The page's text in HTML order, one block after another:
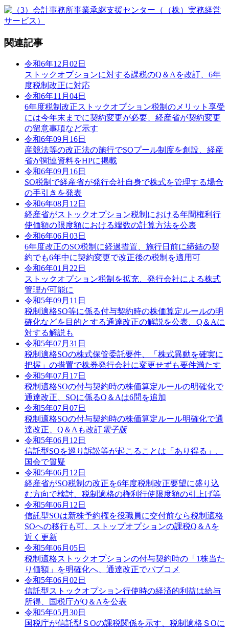
関連記事
令和6年12月02日
ストックオプションに対する課税のQ＆Aを改訂、6年
度税制改正に対応
令和6年11月04日
6年度税制改正ストックオプション税制のメリット享受
には今年末までに契約変更が必要、経産省が契約変更
の留意事項など示す
令和6年09月16日
産競法等の改正法の施行でSOプール制度を創設、経産
省が関連資料をHPに掲載
令和6年09月16日
SO税制で経産省が発行会社自身で株式を管理する場合
の手引きを発表
令和6年08月12日
経産省がストックオプション税制における年間権利行
使価額の限度額における端数の計算方法を公表
令和6年06月03日
6年度改正のSO税制に経過措置、施行日前に締結の契
約でも6年中に契約変更で改正後の税制を適用可
令和6年01月22日
ストックオプション税制を拡充、発行会社による株式
管理が可能に
令和5年09月11日
税制適格SO等に係る付与契約時の株価算定ルールの明
確化などを目的とする通達改正の解説を公表、Q＆Aに
対する解説も
令和5年07月31日
税制適格SOの株式保管委託要件、「株式異動を確実に
把握」の措置で株券発行会社に変更せずも要件満たす
令和5年07月17日
税制適格SOの付与契約時の株価算定ルールの明確化で
通達改正、SOに係るQ＆Aは6問を追加
令和5年07月07日
税制適格SOの付与契約時の株価算定ルール明確化で通
達改正、Q＆Aも改訂電子版
令和5年06月12日
信託型SOを巡り訴訟等が起こることは「あり得る」、
国会で質疑
令和5年06月12日
経産省がSO税制の改正を6年度税制改正要望に盛り込
む方向で検討、税制適格の権利行使限度額の引上げ等
令和5年06月12日
信託型SOは新株予約権を役職員に交付前なら税制適格
SOへの移行も可、ストップオプションの課税Q＆Aを
近く更新
令和5年06月05日
税制適格ストックオプションの付与契約時の「1株当た
り価額」を明確化へ、通達改正でパブコメ
令和5年06月02日
信託型ストックオプション行使時の経済的利益は給与
所得、国税庁がQ＆Aを公表
令和5年05月30日
国税庁が信託型ＳОの課税関係を示す、税制適格ＳОに